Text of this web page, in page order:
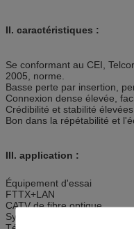
II. caractéristiques :
Se conformant au CEI,
2005, norme.
Basse perte par insertion,
Connexion dense élevée,
Crédibilité et stabilité élevées
Bon dans la répétabilité et
III. application :
Équipement d'essai
FTTX+LAN
CATV de fibre optique
Système de communication